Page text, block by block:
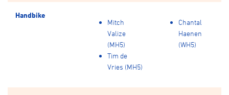
Handbike
Mitch
Valize
(MH5)
Tim de
Vries (MH5)
Chantal
Haenen
(WH5)